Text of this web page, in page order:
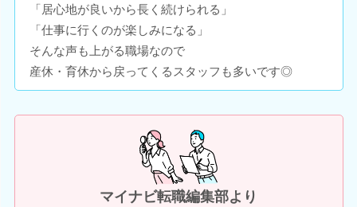
「居心地が良いから長く続けられる」
「仕事に行くのが楽しみになる」
そんな声も上がる職場なので
産休・育休から戻ってくるスタッフも多いです◎
マイナビ転職編集部より